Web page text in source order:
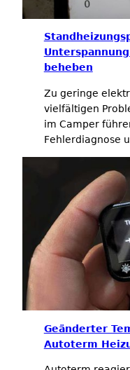
beheben
Zu geringe
vielfältigen
im Camper
Fehlerdiagnose
Geänderter
Autoterm